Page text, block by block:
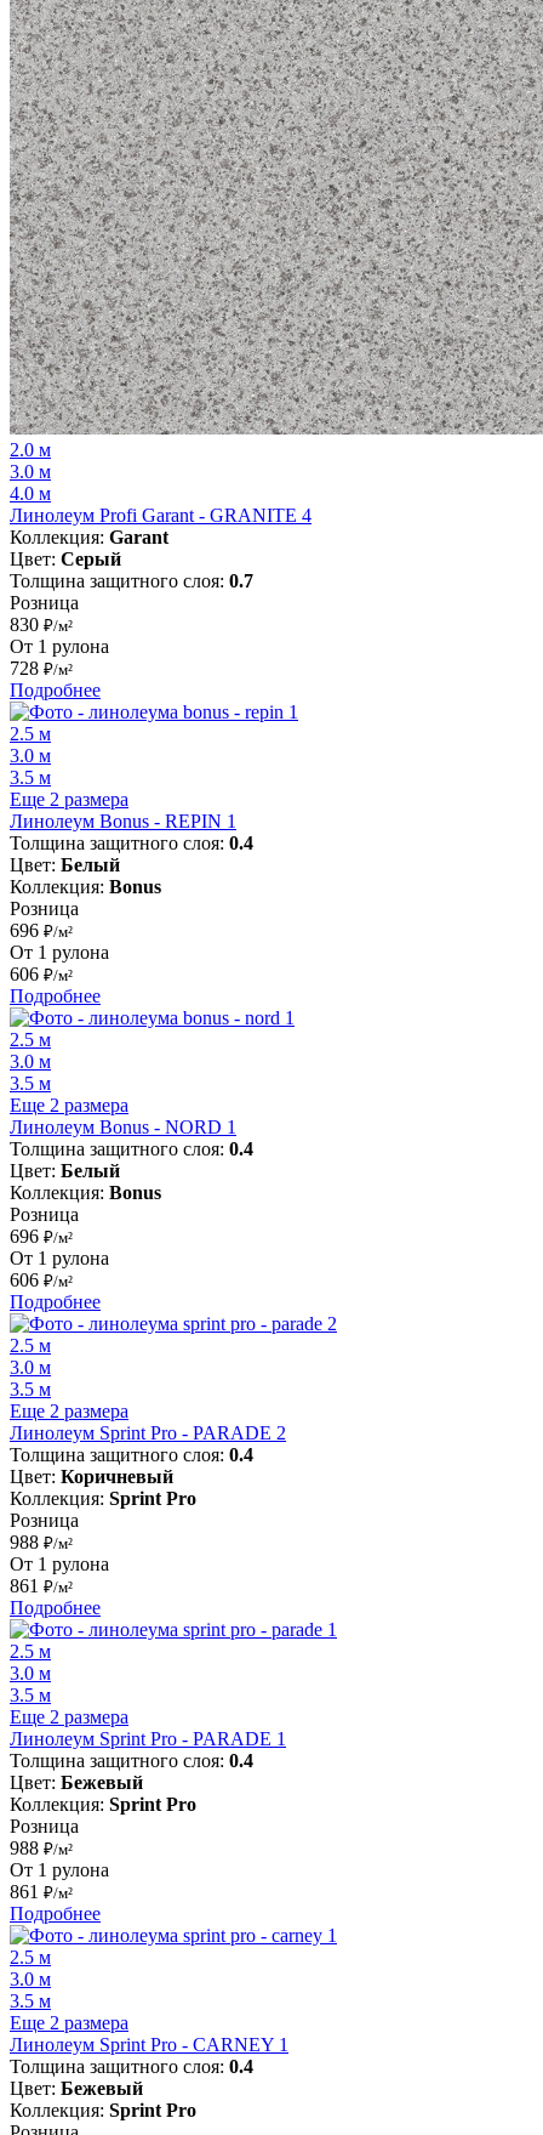
2.0 м
3.0 м
4.0 м
Линолеум Profi Garant - GRANITE 4
Коллекция: Garant
Цвет: Серый
Толщина защитного слоя: 0.7
Розница
830 ₽/м²
От 1 рулона
728 ₽/м²
Подробнее
2.5 м
3.0 м
3.5 м
Еще 2 размера
Линолеум Bonus - REPIN 1
Толщина защитного слоя: 0.4
Цвет: Белый
Коллекция: Bonus
Розница
696 ₽/м²
От 1 рулона
606 ₽/м²
Подробнее
2.5 м
3.0 м
3.5 м
Еще 2 размера
Линолеум Bonus - NORD 1
Толщина защитного слоя: 0.4
Цвет: Белый
Коллекция: Bonus
Розница
696 ₽/м²
От 1 рулона
606 ₽/м²
Подробнее
2.5 м
3.0 м
3.5 м
Еще 2 размера
Линолеум Sprint Pro - PARADE 2
Толщина защитного слоя: 0.4
Цвет: Коричневый
Коллекция: Sprint Pro
Розница
988 ₽/м²
От 1 рулона
861 ₽/м²
Подробнее
2.5 м
3.0 м
3.5 м
Еще 2 размера
Линолеум Sprint Pro - PARADE 1
Толщина защитного слоя: 0.4
Цвет: Бежевый
Коллекция: Sprint Pro
Розница
988 ₽/м²
От 1 рулона
861 ₽/м²
Подробнее
2.5 м
3.0 м
3.5 м
Еще 2 размера
Линолеум Sprint Pro - CARNEY 1
Толщина защитного слоя: 0.4
Цвет: Бежевый
Коллекция: Sprint Pro